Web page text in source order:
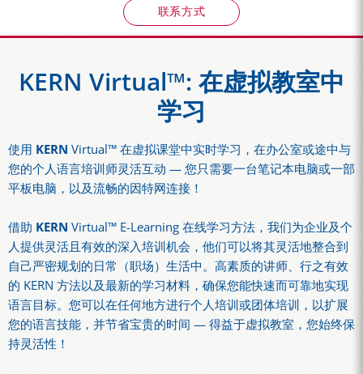
联系方式
KERN Virtual™: 在虚拟教室中
学习
使用 KERN Virtual™ 在虚拟课堂中实时学习，在办公室或途中与
您的个人语言培训师灵活互动 — 您只需要一台笔记本电脑或一部
平板电脑，以及流畅的因特网连接！
借助 KERN Virtual™ E-Learning 在线学习方法，我们为企业及个
人提供灵活且有效的深入培训机会，他们可以将其灵活地整合到
自己严密规划的日常（职场）生活中。高素质的讲师、行之有效
的 KERN 方法以及最新的学习材料，确保您能快速而可靠地实现
语言目标。您可以在任何地方进行个人培训或团体培训，以扩展
您的语言技能，并节省宝贵的时间 — 得益于虚拟教室，您始终保
持灵活性！